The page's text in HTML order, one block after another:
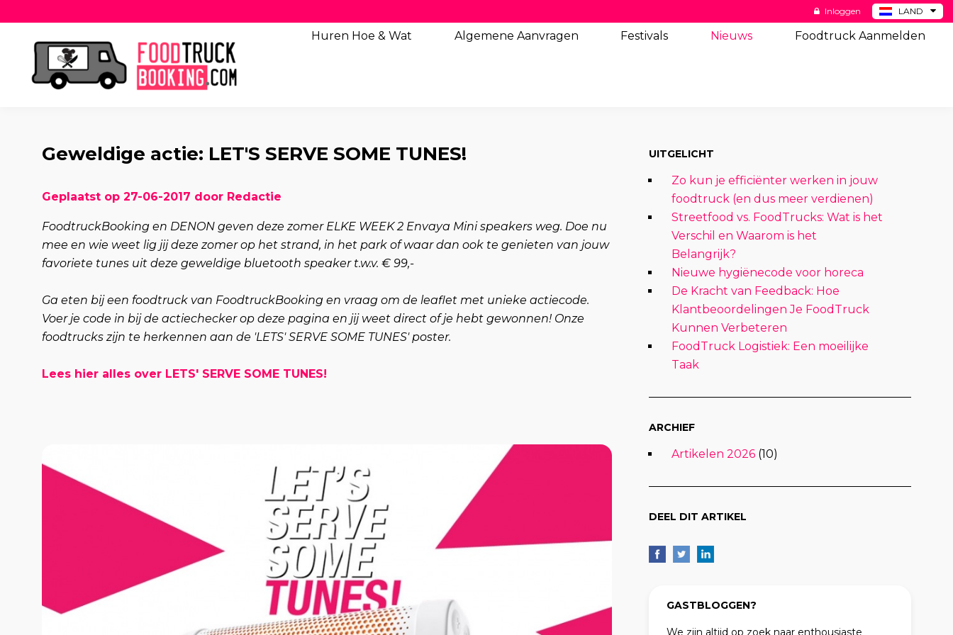
LAND
BE
Inloggen
Huren Hoe & Wat Algemene Aanvragen Festivals Nieuws Foodtruck Aanmelden
Geweldige actie: LET'S SERVE SOME TUNES!
Geplaatst op 27-06-2017 door Redactie
FoodtruckBooking en DENON geven deze zomer ELKE WEEK 2 Envaya Mini speakers weg. Doe nu
mee en wie weet lig jij deze zomer op het strand, in het park of waar dan ook te genieten van jouw
favoriete tunes uit deze geweldige bluetooth speaker t.w.v. € 99,-
Ga eten bij een foodtruck van FoodtruckBooking en vraag om de leaflet met unieke actiecode.
Voer je code in bij de actiechecker op deze pagina en jij weet direct of je hebt gewonnen! Onze
foodtrucks zijn te herkennen aan de 'LETS' SERVE SOME TUNES' poster.
Lees hier alles over LETS' SERVE SOME TUNES!
UITGELICHT
Zo kun je efficiënter werken in jouw
foodtruck (en dus meer verdienen)
Streetfood vs. FoodTrucks: Wat is het
Verschil en Waarom is het
Belangrijk?
Nieuwe hygiënecode voor horeca
De Kracht van Feedback: Hoe
Klantbeoordelingen Je FoodTruck
Kunnen Verbeteren
FoodTruck Logistiek: Een moeilijke
Taak
ARCHIEF
Artikelen 2026(10)
DEEL DIT ARTIKEL
GASTBLOGGEN?
We zijn altijd op zoek naar enthousiaste